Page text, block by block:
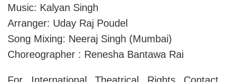
Music: Kalyan Singh
Arranger: Uday Raj Poudel
Song Mixing: Neeraj Singh (Mumbai)
Choreographer : Renesha Bantawa Rai